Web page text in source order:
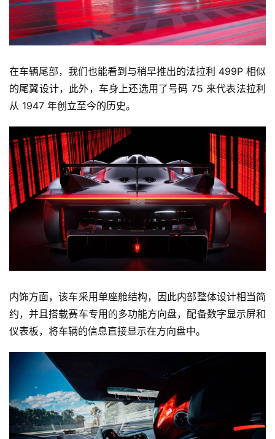
在车辆尾部，我们也能看到与稍早推出的法拉利 499P 相似
的尾翼设计，此外，车身上还选用了号码 75 来代表法拉利
从 1947 年创立至今的历史。
内饰方面，该车采用单座舱结构，因此内部整体设计相当简
约，并且搭载赛车专用的多功能方向盘，配备数字显示屏和
仪表板，将车辆的信息直接显示在方向盘中。